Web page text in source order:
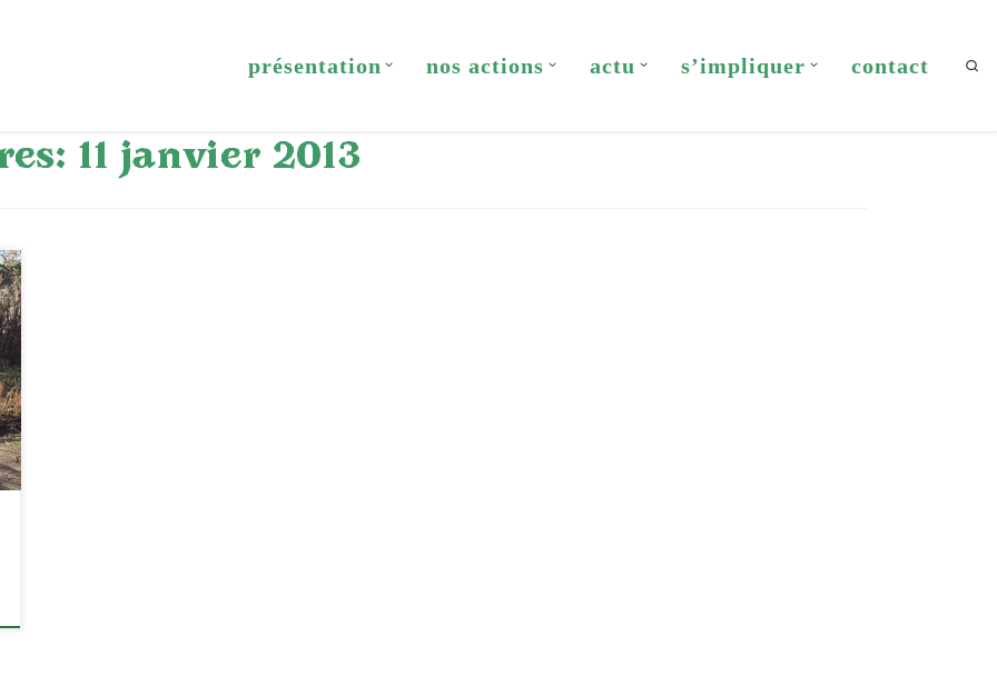
présentation nos actions actu s’impliquer contact
11 janvier 2013